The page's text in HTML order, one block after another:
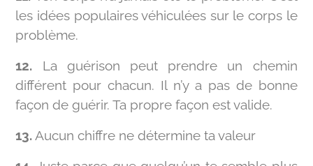
les idées populaires véhiculées sur le corps le
problème.
12. La guérison peut prendre un chemin
différent pour chacun. Il n’y a pas de bonne
façon de guérir. Ta propre façon est valide.
13. Aucun chiffre ne détermine ta valeur